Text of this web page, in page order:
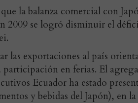
la balanza comercial con
2009 se logró disminuir el
las exportaciones al país
participación en ferias. El
Ecuador ha estado
y bebidas del Japón), en